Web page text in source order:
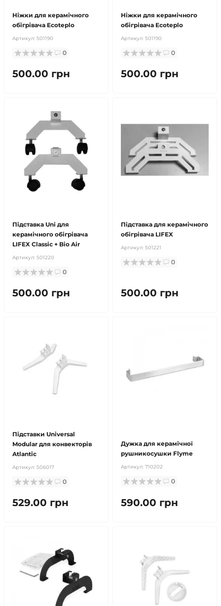
Ніжки для керамічного
обігрівача Ecoteplo
Артикул: 501190
0
500.00 грн
Ніжки для керамічного
обігрівача Ecoteplo
Артикул: 501190
0
500.00 грн
Підставка Uni для
керамічного обігрівача
LIFEX Classic + Bio Air
Артикул: 501220
0
500.00 грн
Підставка для керамічного
обігрівача LIFEX
Артикул: 501221
0
500.00 грн
Підставки Universal
Modular для конвекторів
Atlantic
Артикул: 506017
0
529.00 грн
Дужка для керамічної
рушникосушки Flyme
Артикул: 710202
0
590.00 грн